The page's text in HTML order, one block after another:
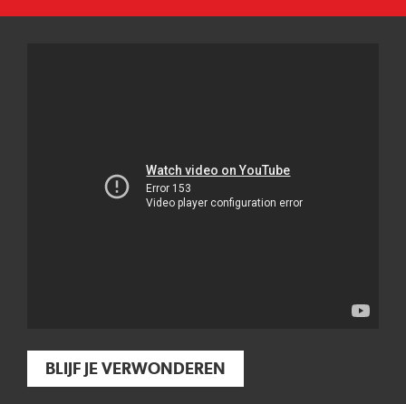
BLIJF JE VERWONDEREN